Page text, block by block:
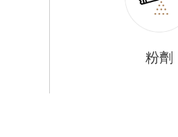
粉劑